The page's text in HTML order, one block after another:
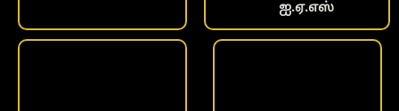
ஐ.ஏ.எஸ்